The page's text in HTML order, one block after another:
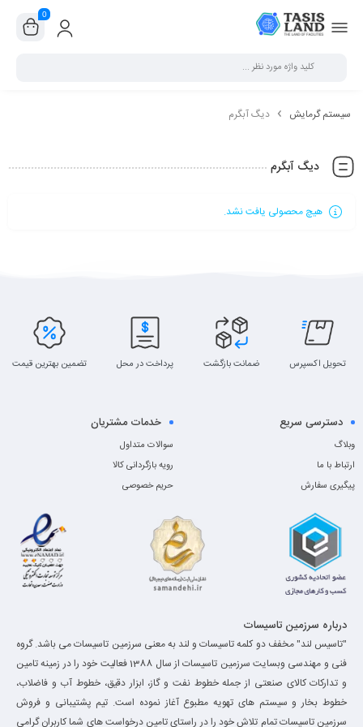
0
سیستم گرمایش دیگ آبگرم
دیگ آبگرم
هیچ محصولی یافت نشد.
تحویل اکسپرس ضمانت بازگشت پرداخت در محل تضمین بهترین قیمت
دسترسی سریع
وبلاگ
ارتباط با ما
پیگیری سفارش
خدمات مشتریان
سوالات متداول
رویه بازگردانی کالا
حریم خصوصی
درباره سرزمین تاسیسات
"تاسیس لند" مخفف دو کلمه تاسیسات و لند به معنی سرزمین تاسیسات می باشد. گروه
فنی و مهندسی وبسایت سرزمین تاسیسات از سال 1388 فعالیت خود را در زمینه تامین
و تدارکات کالای صنعتی از جمله خطوط نفت و گاز، ابزار دقیق، خطوط آب و فاضلاب،
خطوط بخار و سیستم های تهویه مطبوع آغاز نموده است. تیم پشتیبانی و فروش
سرزمین تاسیسات تمام تلاش خود را در راستای تامین درخواست های شما کاربران گرامی